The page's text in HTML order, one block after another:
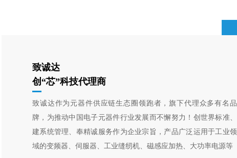
致诚达
创“芯”科技代理商
致诚达作为元器件供应链生态圈领跑者，旗下代理众多有名品
牌，为推动中国电子元器件行业发展而不懈努力！创世界标准、
建系统管理、奉精诚服务作为企业宗旨，产品广泛运用于工业领
域的变频器、伺服器、工业缝纫机、磁感应加热、大功率电源等